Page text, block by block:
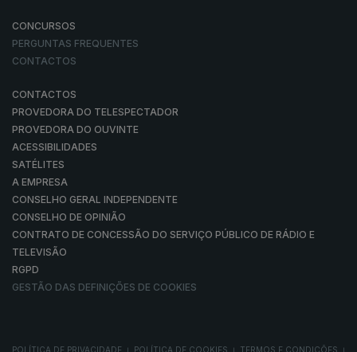
CONCURSOS
PERGUNTAS FREQUENTES
CONTACTOS
CONTACTOS
PROVEDORA DO TELESPECTADOR
PROVEDORA DO OUVINTE
ACESSIBILIDADES
SATÉLITES
A EMPRESA
CONSELHO GERAL INDEPENDENTE
CONSELHO DE OPINIÃO
CONTRATO DE CONCESSÃO DO SERVIÇO PÚBLICO DE RÁDIO E
TELEVISÃO
RGPD
GESTÃO DAS DEFINIÇÕES DE COOKIES
POLÍTICA DE PRIVACIDADE POLÍTICA DE COOKIES TERMOS E CONDIÇÕES